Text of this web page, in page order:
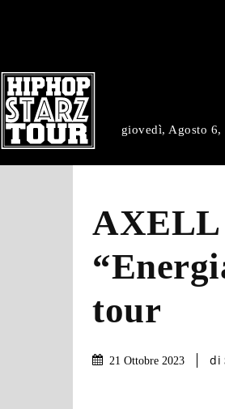
giovedì, Agosto 6,
AXELL
tour
21 Ottobre 2023 di